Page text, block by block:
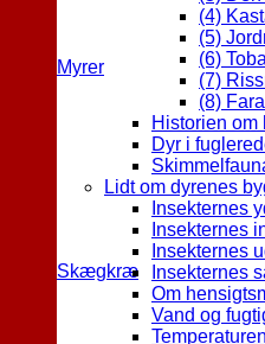
Myrer
Skægkræ
(4)
(5)
(6)
(7)
(8)
Historien om
Dyr i
Lidt om dyrenes
Insekternes
Insekternes
Insekternes
Insekternes
Om
Vand og
Temperaturen